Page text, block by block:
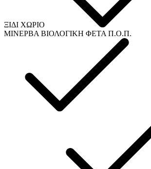
ΞΙΔΙ ΧΩΡΙΟ
ΜΙΝΕΡΒΑ ΒΙΟΛΟΓΙΚΗ ΦΕΤΑ Π.Ο.Π.